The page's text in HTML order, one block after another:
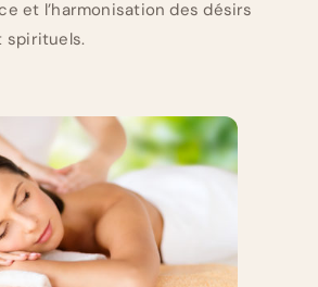
et l’harmonisation des désirs
spirituels.